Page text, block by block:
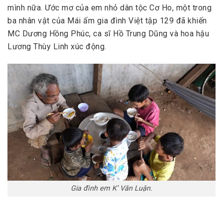
mình nữa. Ước mơ của em nhỏ dân tộc Cơ Ho, một trong
ba nhân vật của Mái ấm gia đình Việt tập 129 đã khiến
MC Dương Hồng Phúc, ca sĩ Hồ Trung Dũng và hoa hậu
Lương Thùy Linh xúc động.
Gia đình em K’ Văn Luận.